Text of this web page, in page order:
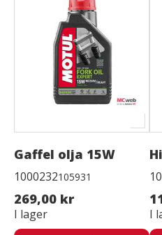
Gaffel olja 15W
1000232105931
269,00 kr
I lager I